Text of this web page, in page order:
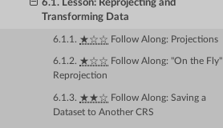
6.1. Lesson: Reprojecting and
Transforming Data
6.1.1. ★☆☆ Follow Along: Projections
6.1.2. ★☆☆ Follow Along: "On the Fly"
Reprojection
6.1.3. ★★☆ Follow Along: Saving a
Dataset to Another CRS